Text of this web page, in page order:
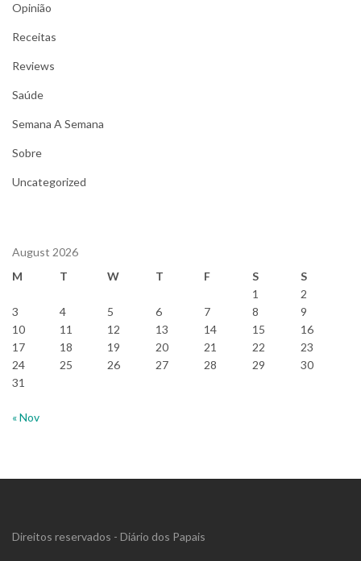
Opinião
Receitas
Reviews
Saúde
Semana A Semana
Sobre
Uncategorized
August 2026
M
T W T F S
S
1
2
3
4 5 6 7 8
9
10
11 12 13 14 15
16
17
18 19 20 21 22
23
24
25 26 27 28 29
30
31
« Nov
Direitos reservados - Diário dos Papais